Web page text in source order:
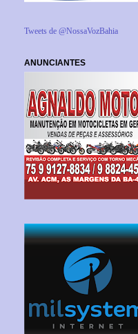
Tweets de @NossaVozBahia
ANUNCIANTES